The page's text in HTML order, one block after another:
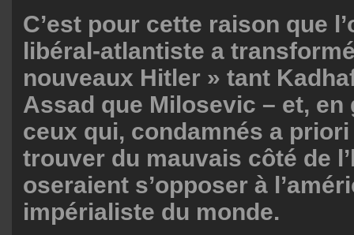
C’est pour cette raison que
libéral-atlantiste a
nouveaux Hitler » tant
Assad que Milosevic – et, en
ceux qui, condamnés a
trouver du mauvais côté de
oseraient s’opposer à
impérialiste du monde.